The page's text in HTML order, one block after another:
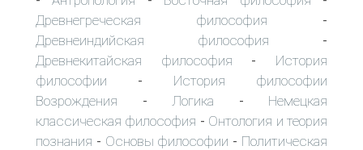
Древнегреческая философия -
Древнеиндийская философия -
Древнекитайская философия - История
философии - История философии
Возрождения - Логика - Немецкая
классическая философия - Онтология и теория
познания - Основы философии - Политическая